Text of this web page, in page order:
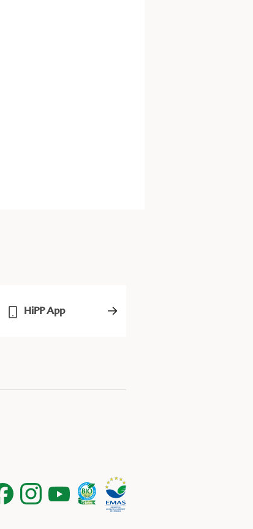
HiPP App